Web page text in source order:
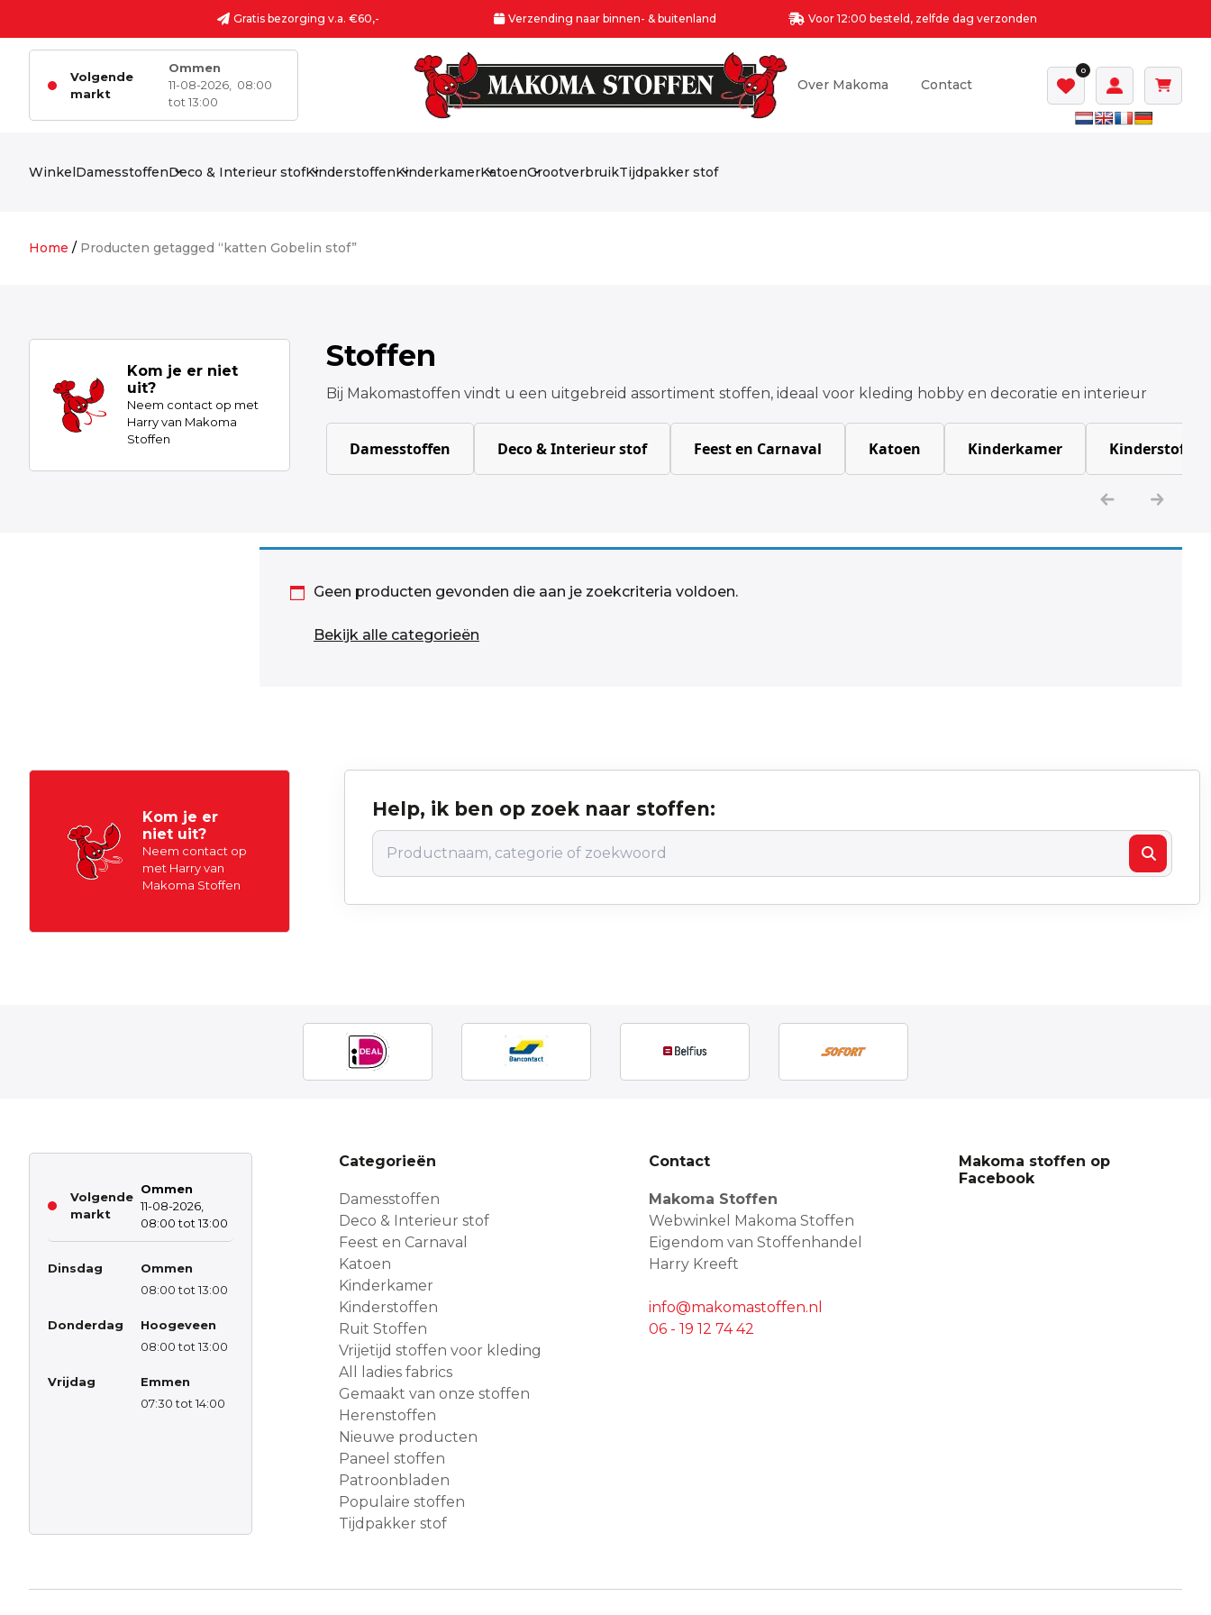
Gratis bezorging v.a. €60,- Verzending naar binnen- & buitenland Voor 12:00 besteld, zelfde dag verzonden
Volgende
markt
Ommen
11-08-2026,
08:00
tot 13:00
Over Makoma Contact
0
WinkelDamesstoffenDeco & Interieur stofKinderstoffenKinderkamerKatoenGrootverbruikTijdpakker stof
Home / Producten getagged “katten Gobelin stof”
Kom je er niet
uit?
Neem contact op met
Harry van Makoma
Stoffen
Stoffen
Bij Makomastoffen vindt u een uitgebreid assortiment stoffen, ideaal voor kleding hobby en decoratie en interieur
Damesstoffen Deco & Interieur stof Feest en Carnaval Katoen Kinderkamer Kinderstoffen
Geen producten gevonden die aan je zoekcriteria voldoen.
Bekijk alle categorieën
Kom je er
niet uit?
Neem contact op
met Harry van
Makoma Stoffen
Help, ik ben op zoek naar stoffen:
Volgende
markt
Ommen
11-08-2026,
08:00 tot 13:00
Dinsdag
Ommen
08:00 tot 13:00
Donderdag
Hoogeveen
08:00 tot 13:00
Vrijdag
Emmen
07:30 tot 14:00
Categorieën
Damesstoffen
Deco & Interieur stof
Feest en Carnaval
Katoen
Kinderkamer
Kinderstoffen
Ruit Stoffen
Vrijetijd stoffen voor kleding
All ladies fabrics
Gemaakt van onze stoffen
Herenstoffen
Nieuwe producten
Paneel stoffen
Patroonbladen
Populaire stoffen
Tijdpakker stof
Contact
Makoma Stoffen
Webwinkel Makoma Stoffen
Eigendom van Stoffenhandel
Harry Kreeft
info@makomastoffen.nl
06 - 19 12 74 42
Makoma stoffen op
Facebook